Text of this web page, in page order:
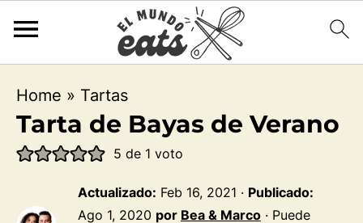
Home » Tartas
Tarta de Bayas de Verano
5 de 1 voto
Actualizado: Feb 16, 2021 · Publicado:
Ago 1, 2020 por Bea & Marco · Puede